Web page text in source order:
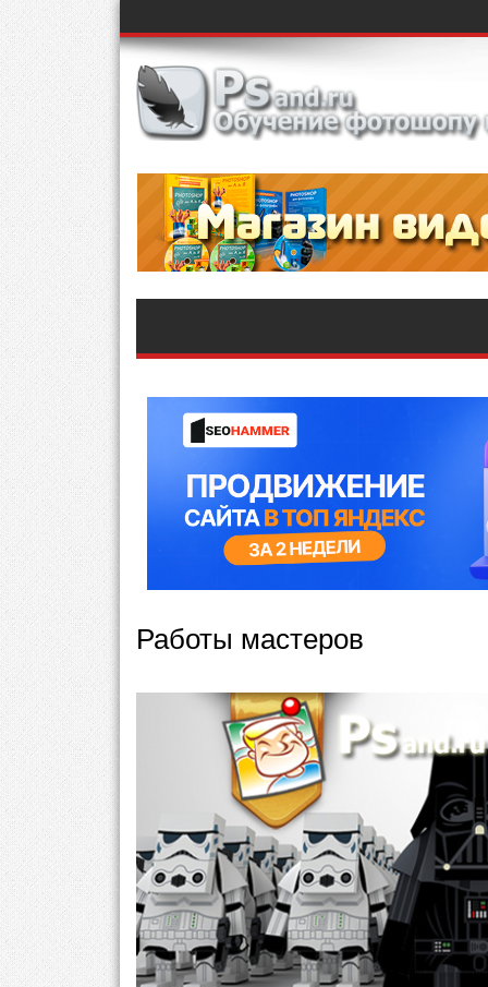
Работы мастеров